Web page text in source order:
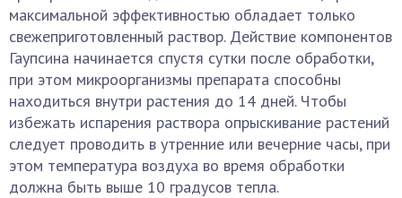
максимальной эффективностью обладает только
свежеприготовленный раствор. Действие компонентов
Гаупсина начинается спустя сутки после обработки,
при этом микроорганизмы препарата способны
находиться внутри растения до 14 дней. Чтобы
избежать испарения раствора опрыскивание растений
следует проводить в утренние или вечерние часы, при
этом температура воздуха во время обработки
должна быть выше 10 градусов тепла.